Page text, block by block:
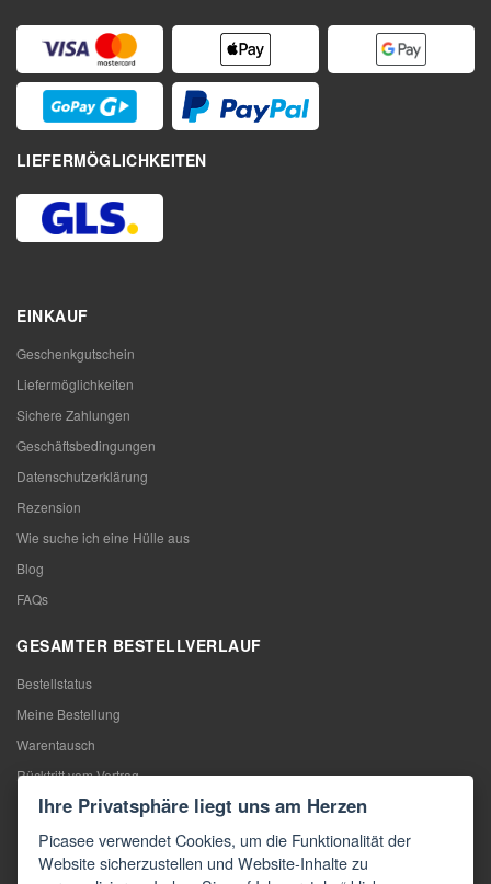
LIEFERMÖGLICHKEITEN
EINKAUF
Geschenkgutschein
Liefermöglichkeiten
Sichere Zahlungen
Geschäftsbedingungen
Datenschutzerklärung
Rezension
Wie suche ich eine Hülle aus
Blog
FAQs
GESAMTER BESTELLVERLAUF
Bestellstatus
Meine Bestellung
Warentausch
Rücktritt vom Vertrag
Reklamation
KONTAKTE
Ihre Privatsphäre liegt uns am Herzen
Picasee verwendet Cookies, um die Funktionalität der
Website sicherzustellen und Website-Inhalte zu